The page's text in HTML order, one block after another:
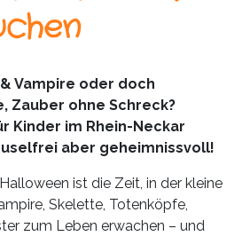
Vampire oder doch
Zauber ohne Schreck?
Kinder im Rhein-Neckar
aber geheimnissvoll!
ist die Zeit, in der kleine
Skelette, Totenköpfe,
zum Leben erwachen – und